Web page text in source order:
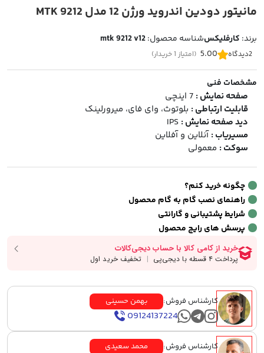
مانیتور دودین اندروید ورژن 12 مدل MTK 9212
برند: کارفلیکسشناسه محصول:mtk 9212 v12
2دیدگاه 5.00 (امتیاز 1 خریدار)
مشخصات فنی
صفحه نمایش : 7 اینچی
قابلیت ارتباطی : بلوتوث، وای فای، میرورلینک
دید صفحه نمایش : IPS
مسیریاب : آنلاین و آفلاین
سوکت : معمولی
چگونه خرید کنم؟
راهنمای نصب گام به گام محصول
شرایط پشتیبانی و گارانتی
پرسش های رایج محصول
کارشناس فروش: بهمن حسینی
09124137224
کارشناس فروش: محمد سعیدی